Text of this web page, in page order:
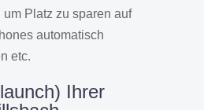
Platz zu sparen auf
automatisch
etc.
Ihrer